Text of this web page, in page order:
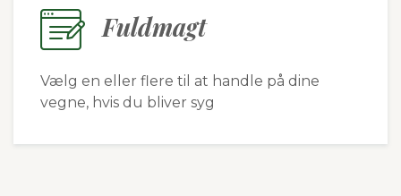
Fuldmagt
Vælg en eller flere til at handle på dine
vegne, hvis du bliver syg